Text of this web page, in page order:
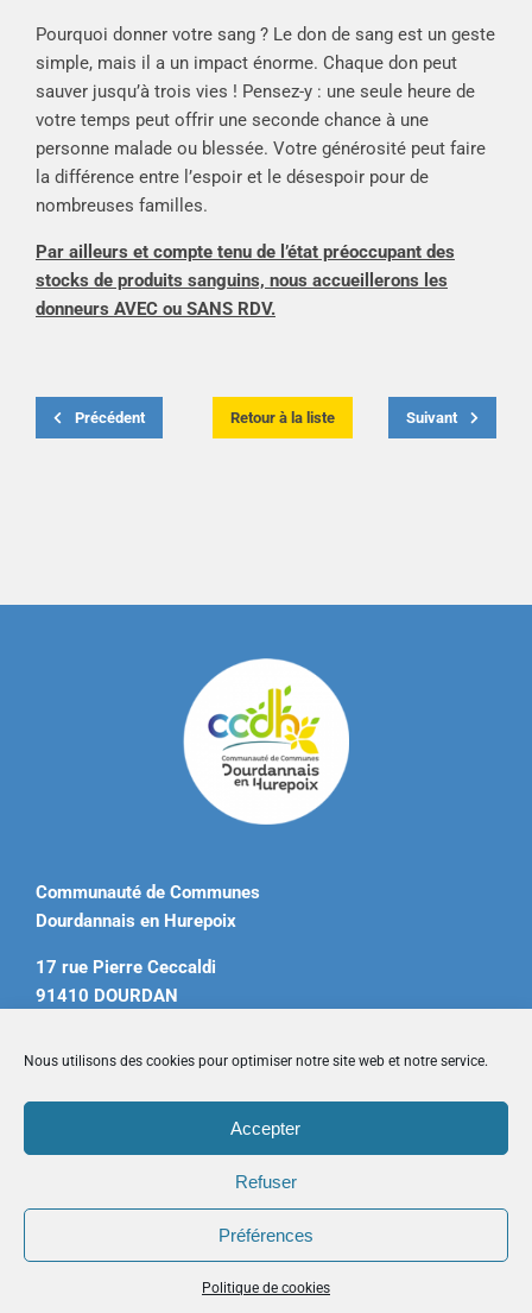
Nous utilisons des cookies pour optimiser notre site web et notre service.
Accepter
Refuser
Préférences
Politique de cookies
Pourquoi donner votre sang ? Le don de sang est un geste
simple, mais il a un impact énorme. Chaque don peut
sauver jusqu’à trois vies ! Pensez-y : une seule heure de
votre temps peut offrir une seconde chance à une
personne malade ou blessée. Votre générosité peut faire
la différence entre l’espoir et le désespoir pour de
nombreuses familles.
Par ailleurs et compte tenu de l’état préoccupant des
stocks de produits sanguins, nous accueillerons les
donneurs AVEC ou SANS RDV.
Précédent Retour à la liste Suivant
Communauté de Communes
Dourdannais en Hurepoix
17 rue Pierre Ceccaldi
91410 DOURDAN
contact@ccdourdannais.com
Accueil|Plan du site|Mentions légales|Contactez-nous
Copyright © 2026 CCDH. Tous droits réservés.